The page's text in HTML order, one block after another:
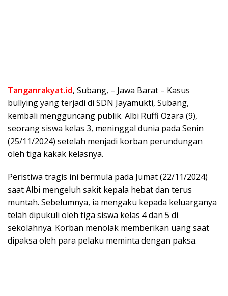
Tanganrakyat.id, Subang, – Jawa Barat – Kasus
bullying yang terjadi di SDN Jayamukti, Subang,
kembali mengguncang publik. Albi Ruffi Ozara (9),
seorang siswa kelas 3, meninggal dunia pada Senin
(25/11/2024) setelah menjadi korban perundungan
oleh tiga kakak kelasnya.
Peristiwa tragis ini bermula pada Jumat (22/11/2024)
saat Albi mengeluh sakit kepala hebat dan terus
muntah. Sebelumnya, ia mengaku kepada keluarganya
telah dipukuli oleh tiga siswa kelas 4 dan 5 di
sekolahnya. Korban menolak memberikan uang saat
dipaksa oleh para pelaku meminta dengan paksa.